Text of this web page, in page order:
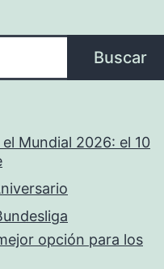
Buscar
Mundial 2026: el 10
opción para los